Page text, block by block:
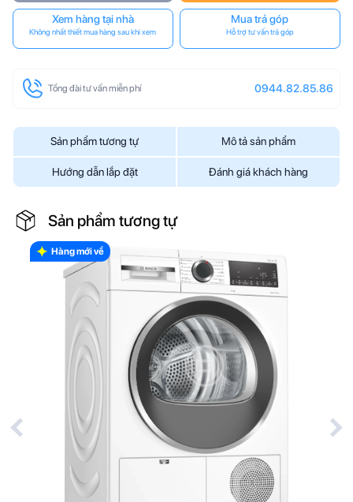
Xem hàng tại nhà
Không nhất thiết mua hàng sau khi xem
Mua trả góp
Hỗ trợ tư vấn trả góp
Tổng đài tư vấn miễn phí 0944.82.85.86
Sản phẩm tương tự Mô tả sản phẩm
Hướng dẫn lắp đặt Đánh giá khách hàng
Sản phẩm tương tự
Hàng mới về